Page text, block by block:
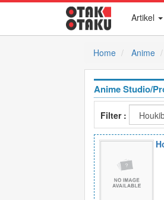
Artikel
Home Anime
Anime Studio/
Filter :